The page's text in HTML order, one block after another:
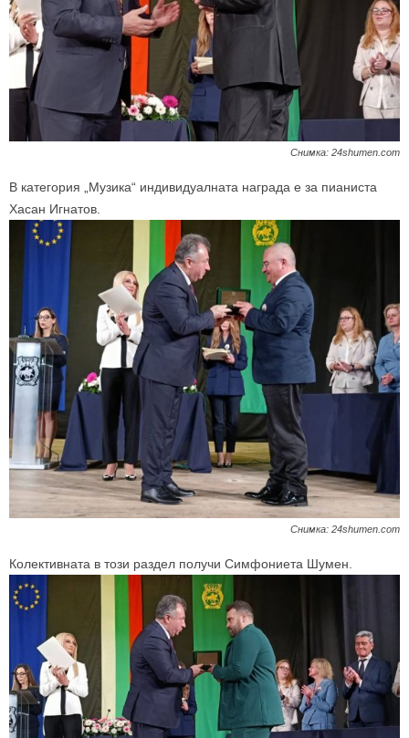
Снимка: 24shumen.com
В категория „Музика“ индивидуалната награда е за пианиста
Хасан Игнатов.
Снимка: 24shumen.com
Колективната в този раздел получи Симфониета Шумен.